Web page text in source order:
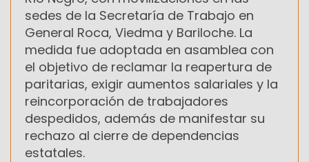
sedes de la Secretaría de Trabajo en
General Roca, Viedma y Bariloche. La
medida fue adoptada en asamblea con
el objetivo de reclamar la reapertura de
paritarias, exigir aumentos salariales y la
reincorporación de trabajadores
despedidos, además de manifestar su
rechazo al cierre de dependencias
estatales.